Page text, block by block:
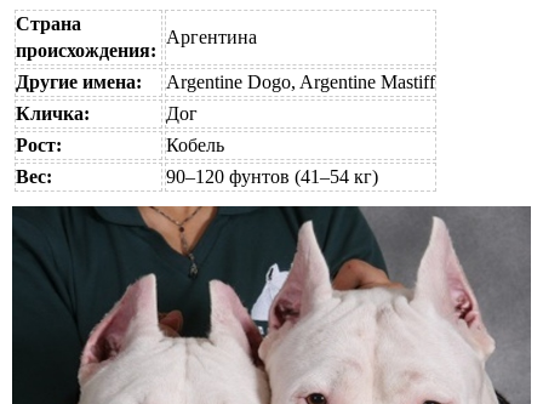
Страна
происхождения:
Аргентина
Другие имена:
Argentine Dogo, Argentine Mastiff
Кличка:
Дог
Рост:
Кобель
Вес:
90–120 фунтов (41–54 кг)